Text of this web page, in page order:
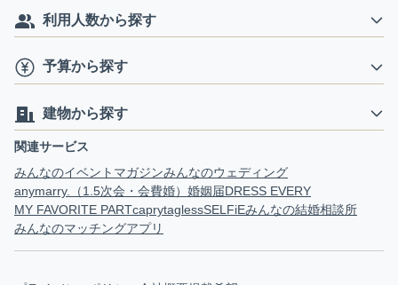
利用人数から探す
予算から探す
建物から探す
関連サービス
みんなのイベントマガジンみんなのウェディング
anymarry.（1.5次会・会費婚） 婚姻届DRESS EVERY
MY FAVORITE PARTcaprytaglessSELFiEみんなの結婚相談所
みんなのマッチングアプリ